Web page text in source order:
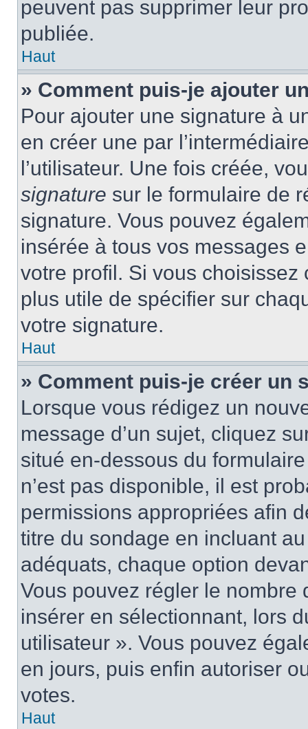
peuvent pas supprimer leur
publiée.
Haut
» Comment puis-je ajouter
Pour ajouter une signature à
en créer une par
l’utilisateur. Une fois créée,
signature sur le formulaire de
signature. Vous pouvez
insérée à tous vos messages
votre profil. Si vous
plus utile de spécifier sur
votre signature.
Haut
» Comment puis-je créer un
Lorsque vous rédigez un
message d’un sujet, cliquez
situé en-dessous du
n’est pas disponible, il est
permissions appropriées afin
titre du sondage en incluant
adéquats, chaque option
Vous pouvez régler le nombre
insérer en sélectionnant, lors
utilisateur ». Vous pouvez
en jours, puis enfin autoriser
votes.
Haut